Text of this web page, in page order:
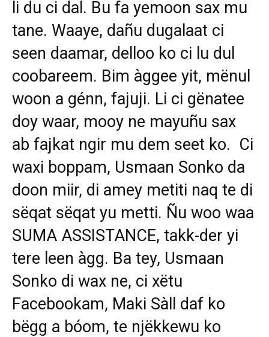
li du ci dal. Bu fa yemoon sax mu
tane. Waaye, dañu dugalaat ci
seen daamar, delloo ko ci lu dul
coobareem. Bim àggee yit, mënul
woon a génn, fajuji. Li ci gënatee
doy waar, mooy ne mayuñu sax
ab fajkat ngir mu dem seet ko. Ci
waxi boppam, Usmaan Sonko da
doon miir, di amey metiti naq te di
sëqat sëqat yu metti. Ñu woo waa
SUMA ASSISTANCE, takk-der yi
tere leen àgg. Ba tey, Usmaan
Sonko di wax ne, ci xëtu
Facebookam, Maki Sàll daf ko
bëgg a bóom, te njëkkewu ko